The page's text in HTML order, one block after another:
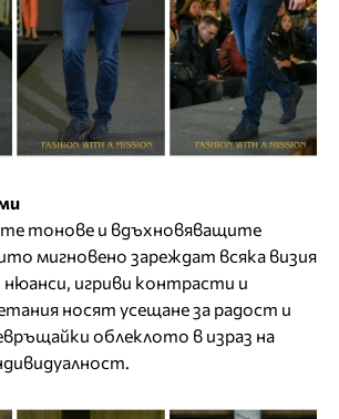
тонове и вдъхновяващите
мигновено зареждат всяка визия
нюанси, игриви контрасти и
носят усещане за радост и
облеклото в израз на